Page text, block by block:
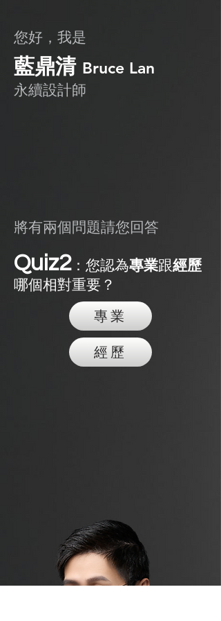
​您好，我是
​藍鼎清 Bruce Lan
​永續設計師
將有兩個問題請您回答
Quiz2：您認為專業跟經歷
哪個相對重要？
專業
經歷